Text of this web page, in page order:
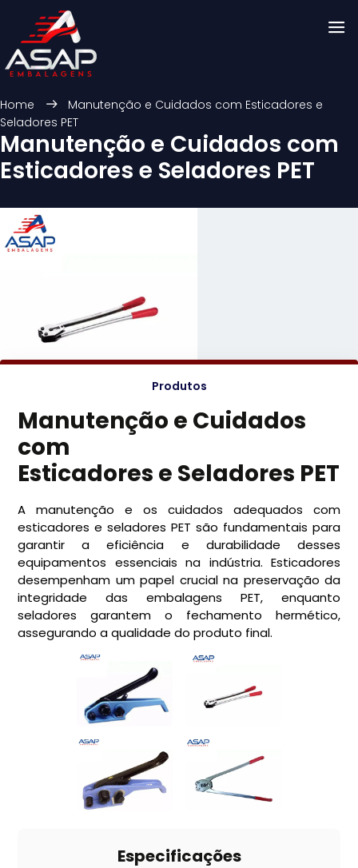
Home
Manutenção e Cuidados com Esticadores e
Seladores PET
Manutenção e Cuidados com
Esticadores e Seladores PET
Produtos
Manutenção e Cuidados
com
Esticadores e Seladores PET
A manutenção e os cuidados adequados com
esticadores e seladores PET são fundamentais para
garantir a eficiência e durabilidade desses
equipamentos essenciais na indústria. Esticadores
desempenham um papel crucial na preservação da
integridade das embalagens PET, enquanto
seladores garantem o fechamento hermético,
assegurando a qualidade do produto final.
Especificações